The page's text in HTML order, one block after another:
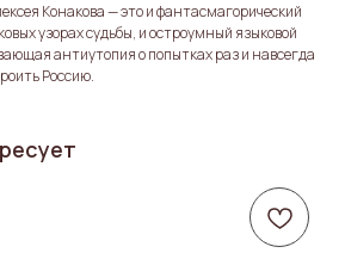
Конакова — это и фантасмагорический
узорах судьбы, и остроумный языковой
антиутопия о попытках раз и навсегда
Россию.